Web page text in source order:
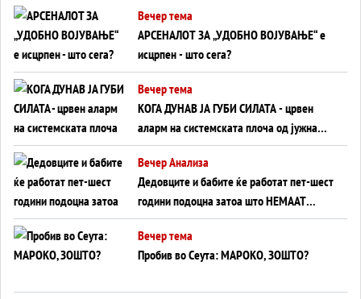
Вечер тема
АРСЕНАЛОТ ЗА „УДОБНО ВОЈУВАЊЕ“ е
исцрпен - што сега?
Вечер тема
КОГА ДУНАВ ЈА ГУБИ СИЛАТА - црвен
аларм на системската плоча од јужна
Германија до Црното Море...
Вечер Анализа
Дедовците и бабите ќе работат пет-шест
години подоцна затоа што НЕМААТ
ВНУЦИ ДА ГИ ЗАМЕНАТ
Вечер тема
Пробив во Сеута: МАРОКО, ЗОШТО?